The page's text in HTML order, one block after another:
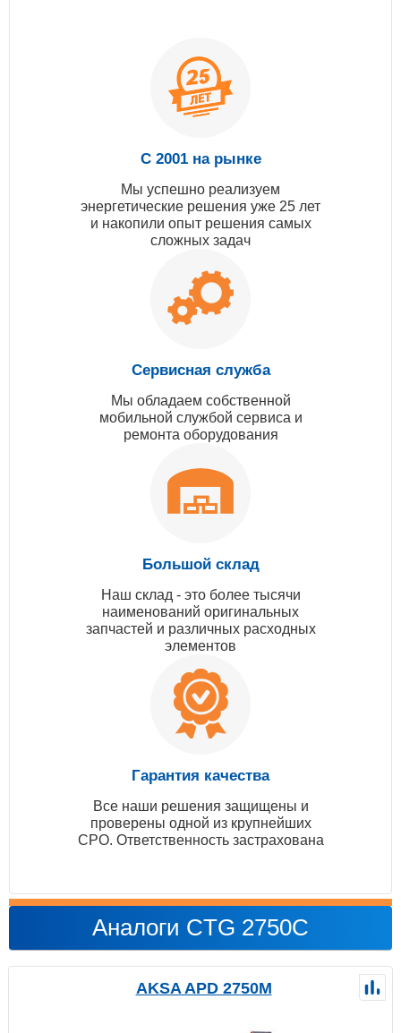
С 2001 на рынке
Мы успешно реализуем
энергетические решения уже 25 лет
и накопили опыт решения самых
сложных задач
Сервисная служба
Мы обладаем собственной
мобильной службой сервиса и
ремонта оборудования
Большой склад
Наш склад - это более тысячи
наименований оригинальных
запчастей и различных расходных
элементов
Гарантия качества
Все наши решения защищены и
проверены одной из крупнейших
СРО. Ответственность застрахована
Аналоги CTG 2750C
AKSA APD 2750M